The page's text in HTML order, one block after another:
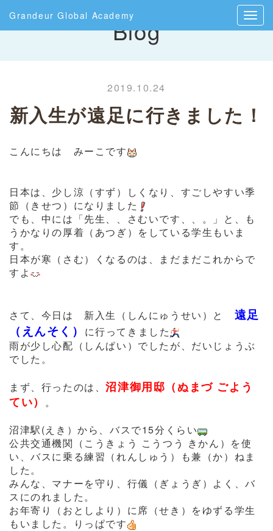
Grandeur Global AcademyBlog
2019.10.24
新入生が遠足に行きました！
こんにちは みーこです
日本は、少し涼（すず）しくなり、すごしやすい季
節（きせつ）になりました
でも、中には「先生、、さむいです、、。」と、も
うかなりの厚着（あつぎ）をしている学生もいま
す。
日本が寒（さむ）くなるのは、まだまだこれからで
すよ
さて、今日は 新入生（しんにゅうせい）と 遠足
（えんそく）
に行ってきました
雨が少し心配（しんぱい）でしたが、だいじょうぶ
でした。
まず、行ったのは、沼津御用邸（ぬまづ ごよう
てい）
。
沼津駅(えき）から、バスで15分くらい
公共交通機関（こうきょう こうつう きかん）を使
い、バスに乗る練習（れんしゅう）も兼（か）ねま
した。
みんな、マナーを守り、行儀（ぎょうぎ）よく、バ
スにのれました。
お年寄り（おとしより）に席（せき）をゆずる学生
もいました。りっぱです